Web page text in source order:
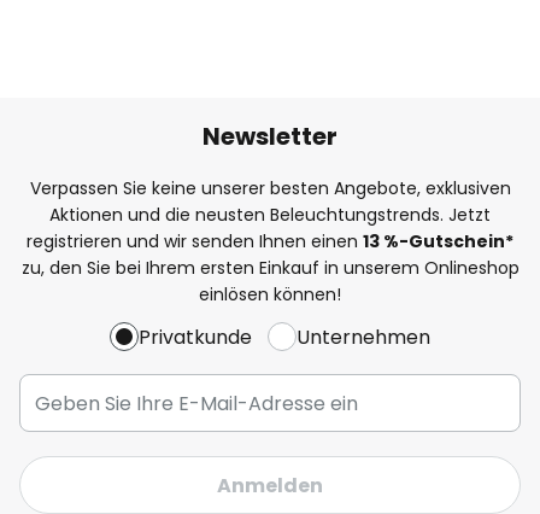
Newsletter
Verpassen Sie keine unserer besten Angebote, exklusiven
Aktionen und die neusten Beleuchtungstrends. Jetzt
registrieren und wir senden Ihnen einen 13 %-Gutschein*
zu, den Sie bei Ihrem ersten Einkauf in unserem Onlineshop
einlösen können!
Privatkunde Unternehmen
Anmelden